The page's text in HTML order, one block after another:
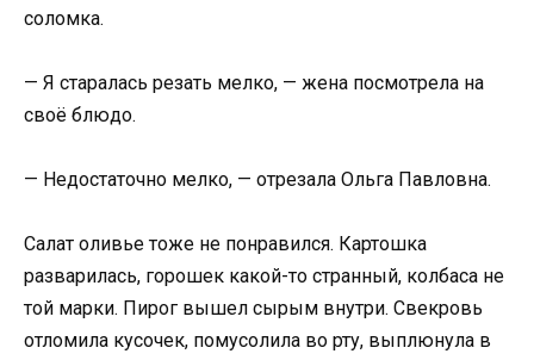
соломка.
— Я старалась резать мелко, — жена посмотрела на
своё блюдо.
— Недостаточно мелко, — отрезала Ольга Павловна.
Салат оливье тоже не понравился. Картошка
разварилась, горошек какой-то странный, колбаса не
той марки. Пирог вышел сырым внутри. Свекровь
отломила кусочек, помусолила во рту, выплюнула в